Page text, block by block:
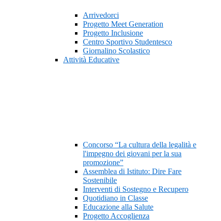
Arrivedorci
Progetto Meet Generation
Progetto Inclusione
Centro Sportivo Studentesco
Giornalino Scolastico
Attività Educative
Concorso “La cultura della legalità e
l'impegno dei giovani per la sua
promozione”
Assemblea di Istituto: Dire Fare
Sostenibile
Interventi di Sostegno e Recupero
Quotidiano in Classe
Educazione alla Salute
Progetto Accoglienza